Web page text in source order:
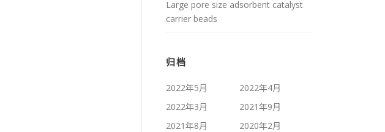
Large pore size adsorbent catalyst
carrier beads
归档
2022年5月
2022年4月
2022年3月
2021年9月
2021年8月
2020年2月